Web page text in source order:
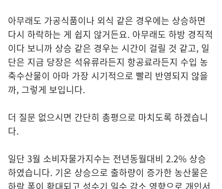
아무래도 가공식품이나 외식 같은 경우에는 상승하면
다시 하락하는 게 쉽지 않거든요. 아무래도 하방 경직적
이다 보니까 상승 같은 경우는 시간이 걸릴 것 같고, 일
단은 지금 당장은 석유류라든지 항공료라든지 수입 농
축수산물이 아마 가장 시기적으로 빨리 반영되지 않을
까, 그렇게 보입니다.
더 질문 없으시면 간단히 총평으로 마치도록 하겠습니
다.
일단 3월 소비자물가지수는 전년동월대비 2.2% 상승
하였습니다. 기온 상승으로 출하량이 증가한 농산물은
하락 폭이 확대되고 성수기 일수 감소 영향으로 개인서